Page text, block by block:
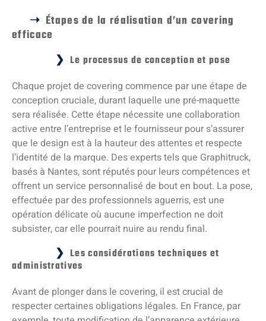
Étapes de la réalisation d’un covering
efficace
Le processus de conception et pose
Chaque projet de covering commence par une étape de
conception cruciale, durant laquelle une pré-maquette
sera réalisée. Cette étape nécessite une collaboration
active entre l’entreprise et le fournisseur pour s’assurer
que le design est à la hauteur des attentes et respecte
l’identité de la marque. Des experts tels que Graphitruck,
basés à Nantes, sont réputés pour leurs compétences et
offrent un service personnalisé de bout en bout. La pose,
effectuée par des professionnels aguerris, est une
opération délicate où aucune imperfection ne doit
subsister, car elle pourrait nuire au rendu final.
Les considérations techniques et
administratives
Avant de plonger dans le covering, il est crucial de
respecter certaines obligations légales. En France, par